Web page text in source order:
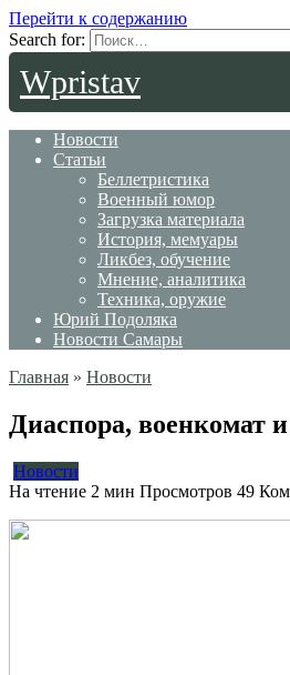
Перейти к содержанию
Search for:
Wpristav
Новости
Статьи
Беллетристика
Военный юмор
Загрузка материала
История, мемуары
Ликбез, обучение
Мнение, аналитика
Техника, оружие
Юрий Подоляка
Новости Самары
Главная » Новости
Диаспора, военкомат
Новости
На чтение 2 мин Просмотров 49